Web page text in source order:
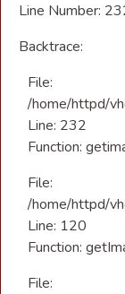
Line Number:
Backtrace:
File:
/home/httpd/
Line: 232
Function:
File:
/home/httpd/
Line: 120
Function:
File: